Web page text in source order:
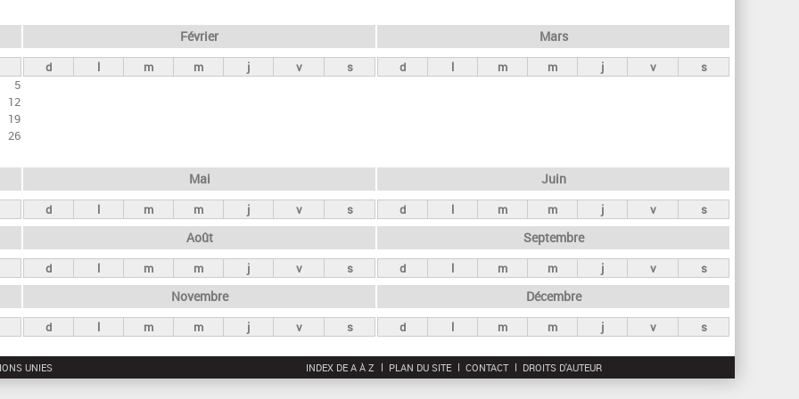
r
c
5
12
19
26
Février
d l m m j v s
Mars
d l m m j v s
Mai
d l m m j v s
Juin
d l m m j v s
Août
d l m m j v s
Septembre
d l m m j v s
Novembre
d l m m j v s
Décembre
d l m m j v s
UNIES INDEX DE A À Z PLAN DU SITE CONTACT DROITS D'AUTEUR